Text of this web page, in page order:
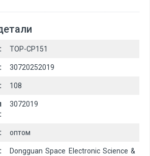
TOP-CP151
30720252019
108
3072019
оптом
Dongguan Space Electronic Science &